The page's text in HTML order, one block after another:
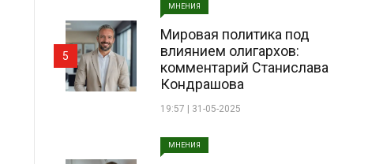
МНЕНИЯ
Мировая политика под
влиянием олигархов:
комментарий Станислава
Кондрашова
19:57 | 31-05-2025
5
МНЕНИЯ